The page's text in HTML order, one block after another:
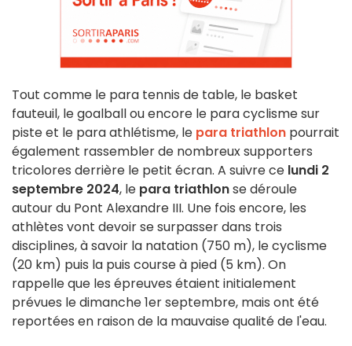
Tout comme le para tennis de table, le basket
fauteuil, le goalball ou encore le para cyclisme sur
piste et le para athlétisme, le para triathlon pourrait
également rassembler de nombreux supporters
tricolores derrière le petit écran. A suivre ce lundi 2
septembre 2024, le para triathlonse déroule
autour du Pont Alexandre III. Une fois encore, les
athlètes vont devoir se surpasser dans trois
disciplines, à savoir la natation (750 m), le cyclisme
(20 km) puis la puis course à pied (5 km). On
rappelle que les épreuves étaient initialement
prévues le dimanche 1er septembre, mais ont été
reportées en raison de la mauvaise qualité de l'eau.